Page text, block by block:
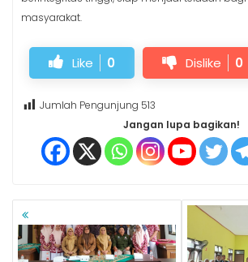
masyarakat.
Like 0 Dislike 0
Jumlah Pengunjung 513
Jangan lupa bagikan!
NAVIGASI
POS